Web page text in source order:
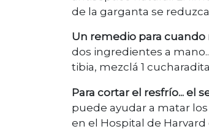
de la garganta se
Un remedio para cuando
dos ingredientes a
tibia, mezclá 1
Para cortar el resfrío... el
puede ayudar a matar
en el Hospital de